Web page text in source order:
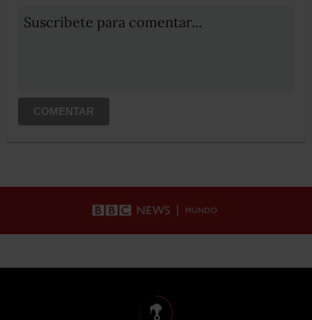
Suscribete para comentar...
COMENTAR